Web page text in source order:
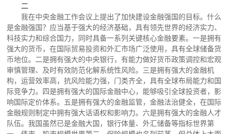
二
我在中央金融工作会议上提出了加快建设金融强国的目标。什么
是金融强国？应当基于强大的经济基础，具有领先世界的经济实力、
科技实力和综合国力，同时具备一系列关键核心金融要素。一是拥有
强大的货币，在国际贸易投资和外汇市场广泛使用，具有全球储备货
币地位。二是拥有强大的中央银行，有能力做好货币政策调控和宏观
审慎管理、及时有效防范化解系统性风险。三是拥有强大的金融机
构，运营效率高，抗风险能力强，门类齐全，具有全球布局能力和国
际竞争力。四是拥有强大的国际金融中心，能够吸引全球投资者，影
响国际定价体系。五是拥有强大的金融监管，金融法治健全，在国际
金融规则制定中拥有强大话语权和影响力。六是拥有强大的金融人才
队伍。我国虽然已是金融大国，银行体量、外汇储备等指标世界第